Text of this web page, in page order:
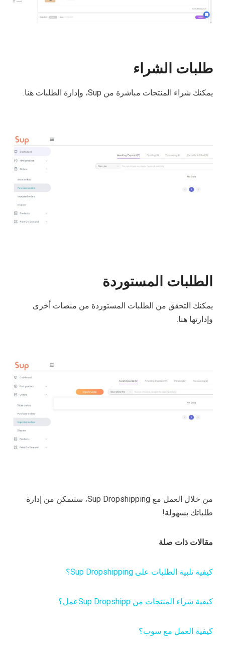
طلبات الشراء
يمكنك شراء المنتجات مباشرة من Sup، وإدارة الطلبات هنا.
الطلبات المستوردة
يمكنك التحقق من الطلبات المستوردة من منصات أخرى
وإدارتها هنا.
من خلال العمل مع Sup Dropshipping، ستتمكن من إدارة
طلباتك بسهولة!
مقالات ذات صلة
كيفية تلبية الطلبات على Sup Dropshipping؟
كيفية شراء المنتجات من Sup Dropshipp عمل؟
كيفية العمل مع سوب؟